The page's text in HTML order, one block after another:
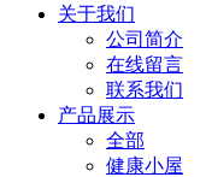
关于我们
公司简介
在线留言
联系我们
产品展示
全部
健康小屋